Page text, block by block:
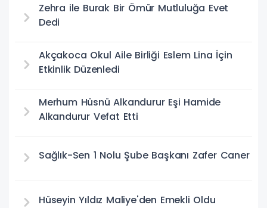
Zehra ile Burak Bir Ömür Mutluluğa Evet
Dedi
Akçakoca Okul Aile Birliği Eslem Lina İçin
Etkinlik Düzenledi
Merhum Hüsnü Alkandurur Eşi Hamide
Alkandurur Vefat Etti
Sağlık-Sen 1 Nolu Şube Başkanı Zafer Caner
Hüseyin Yıldız Maliye'den Emekli Oldu